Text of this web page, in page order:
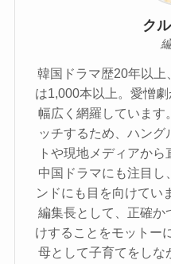
ク
韓国ドラマ歴20年以
は1,000本以上。愛憎
幅広く網羅しています
ッチするため、ハング
トや現地メディアか
中国ドラマにも注目し
ンドにも目を向けてい
編集長として、正確か
けすることをモットー
母として子育てをしな